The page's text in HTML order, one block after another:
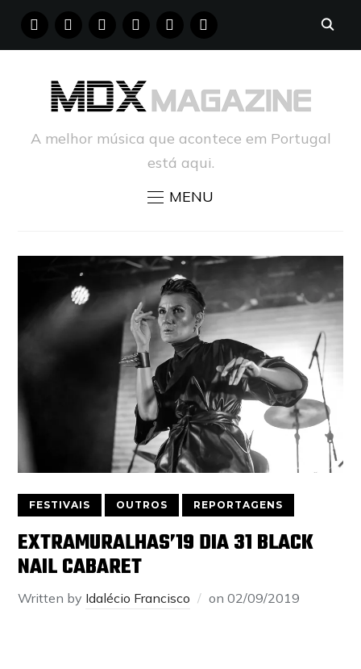
FACEBOOKINSTAGRAM
YOUTUBE PINTERESTTUMBLR
A melhor música que acontece em Portugal
está aqui.
MENU
FESTIVAIS OUTROS REPORTAGENS
EXTRAMURALHAS’19 DIA 31 BLACK
NAIL CABARET
Written by Idalécio Francisco on02/09/2019